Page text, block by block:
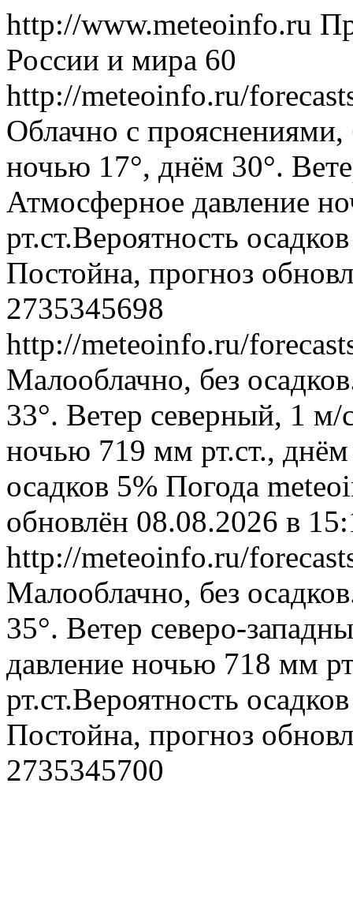
http://www.meteoinfo.ru
России и мира 60
http://meteoinfo.ru/
Облачно с прояснениями,
ночью 17°, днём 30°.
Атмосферное давление
рт.ст.Вероятность
Постойна, прогноз
2735345698
http://meteoinfo.ru/
Малооблачно, без
33°. Ветер северный, 1
ночью 719 мм рт.ст.,
осадков 5% Погода
обновлён 08.08.2026 в
http://meteoinfo.ru/
Малооблачно, без
35°. Ветер северо-
давление ночью 718 мм
рт.ст.Вероятность
Постойна, прогноз
2735345700